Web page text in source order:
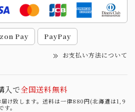
Pay PayPay
お支払い方法について
入で全国送料無料
け致します。送料は一律880円(北海道は1,9
。